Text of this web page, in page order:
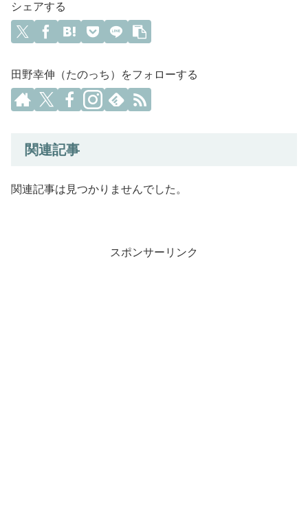
シェアする
田野幸伸（たのっち）をフォローする
関連記事
関連記事は見つかりませんでした。
スポンサーリンク